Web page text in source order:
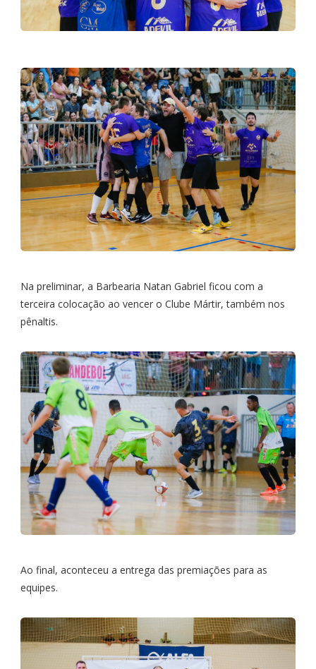
Na preliminar, a Barbearia Natan Gabriel ficou com a
terceira colocação ao vencer o Clube Mártir, também nos
pênaltis.
Ao final, aconteceu a entrega das premiações para as
equipes.